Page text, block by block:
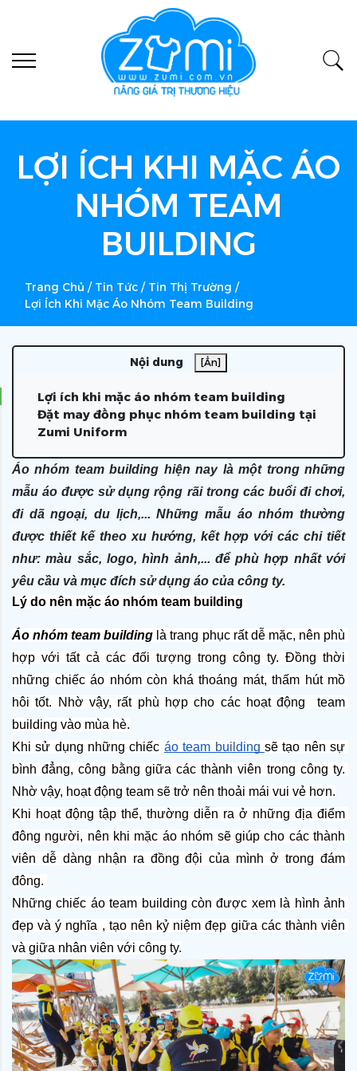
LỢI ÍCH KHI MẶC ÁO
NHÓM TEAM
BUILDING
Trang Chủ / Tin Tức / Tin Thị Trường /
Lợi Ích Khi Mặc Áo Nhóm Team Building
Nội dung [Ẩn]
Lợi ích khi mặc áo nhóm team building
Đặt may đồng phục nhóm team building tại
Zumi Uniform
Áo nhóm team building hiện nay là một trong những
mẫu áo được sử dụng rộng rãi trong các buổi đi chơi,
đi dã ngoại, du lịch,... Những mẫu áo nhóm thường
được thiết kế theo xu hướng, kết hợp với các chi tiết
như: màu sắc, logo, hình ảnh,... để phù hợp nhất với
yêu cầu và mục đích sử dụng áo của công ty.
Lý do nên mặc áo nhóm team building
Áo nhóm team building là trang phục rất dễ mặc, nên phù
hợp với tất cả các đối tượng trong công ty. Đồng thời
những chiếc áo nhóm còn khá thoáng mát, thấm hút mồ
hôi tốt. Nhờ vậy, rất phù hợp cho các hoạt động  team
building vào mùa hè.
Khi sử dụng những chiếc áo team building sẽ tạo nên sự
bình đẳng, công bằng giữa các thành viên trong công ty.
Nhờ vậy, hoạt động team sẽ trở nên thoải mái vui vẻ hơn.
Khi hoạt động tập thể, thường diễn ra ở những địa điểm
đông người, nên khi mặc áo nhóm sẽ giúp cho các thành
viên dễ dàng nhận ra đồng đội của mình ở trong đám
đông.
Những chiếc áo team building còn được xem là hình ảnh
đẹp và ý nghĩa , tạo nên kỷ niệm đẹp giữa các thành viên
và giữa nhân viên với công ty.